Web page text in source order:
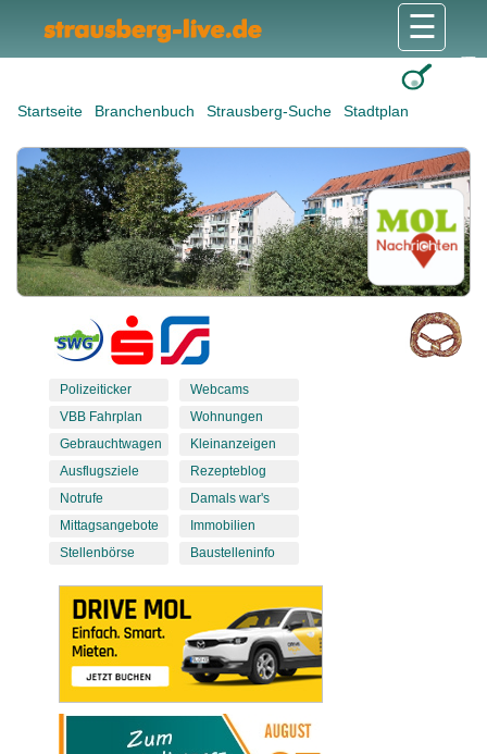
Startseite Branchenbuch Strausberg-Suche Stadtplan
☰
Polizeiticker
VBB Fahrplan
Gebrauchtwagen
Ausflugsziele
Notrufe
Mittagsangebote
Stellenbörse
Webcams
Wohnungen
Kleinanzeigen
Rezepteblog
Damals war's
Immobilien
Baustelleninfo